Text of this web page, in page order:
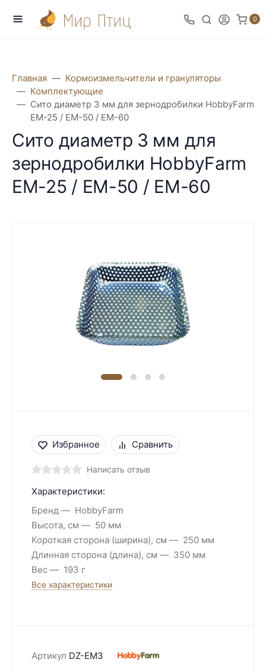
0
Главная
Кормоизмельчители и грануляторы
Комплектующие
Сито диаметр 3 мм для зернодробилки HobbyFarm
ЕМ-25 / ЕМ-50 / ЕМ-60
Сито диаметр 3 мм для
зернодробилки HobbyFarm
ЕМ-25 / ЕМ-50 / ЕМ-60
Избранное Сравнить
Написать отзыв
Характеристики:
Бренд
HobbyFarm
Высота, см
50 мм
Короткая сторона (ширина), см
250 мм
Длинная сторона (длина), см
350 мм
Вес
193 г
Все характеристики
Артикул DZ-EM3